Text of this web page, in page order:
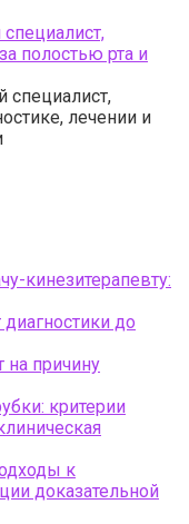
полостью рта и
специалист,
лечении и
кинезитерапевту:
до
на причину
критерии
к
доказательной